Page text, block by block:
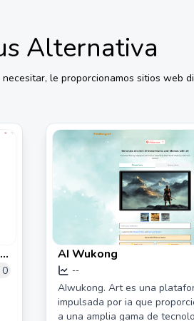
Alternativa
le proporcionamos sitios web
0
AI Wukong
--
AIwukong. Art es una
impulsada por ia que
a una amplia gama de